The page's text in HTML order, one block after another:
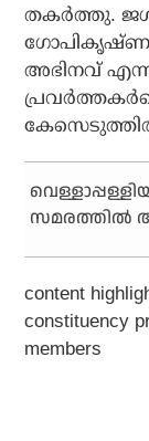
തകര്‍ത്തു.
അഭിനവ്
സമരത്തില്‍
content
constituency
members